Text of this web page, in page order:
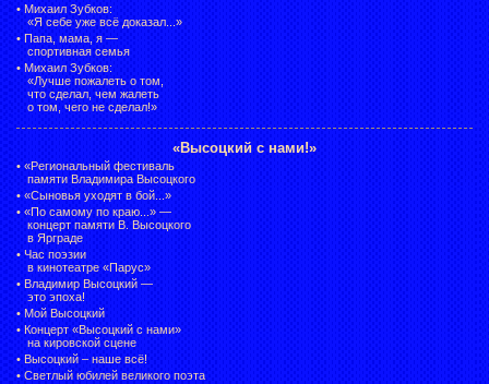
• Михаил Зубков:
«Я себе уже всё доказал...»
• Папа, мама, я —
спортивная семья
• Михаил Зубков:
«Лучше пожалеть о том,
что сделал, чем жалеть
о том, чего не сделал!»
«Высоцкий с нами!»
• «Региональный фестиваль
памяти Владимира Высоцкого
• «Сыновья уходят в бой...»
• «По самому по краю...» —
концерт памяти В. Высоцкого
в Ярграде
• Час поэзии
в кинотеатре «Парус»
• Владимир Высоцкий —
это эпоха!
• Мой Высоцкий
• Концерт «Высоцкий с нами»
на кировской сцене
• Высоцкий – наше всё!
• Светлый юбилей великого поэта